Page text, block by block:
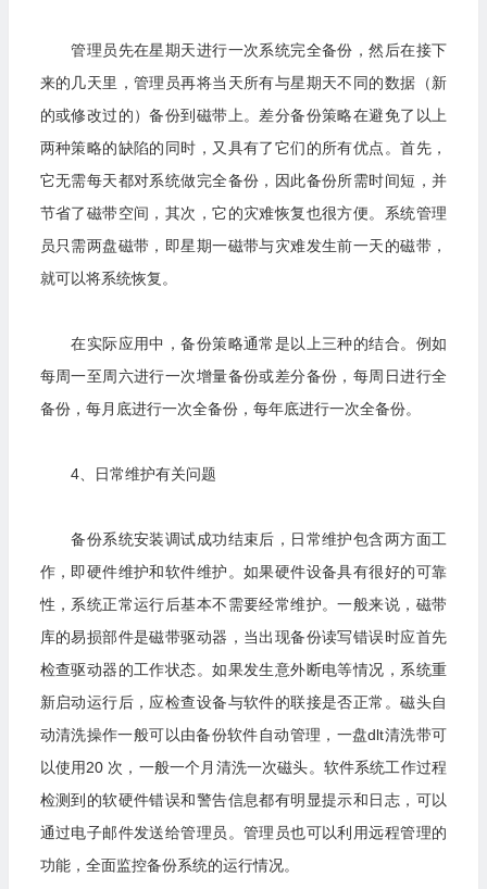
管理员先在星期天进行一次系统完全备份，然后在接下
来的几天里，管理员再将当天所有与星期天不同的数据（新
的或修改过的）备份到磁带上。差分备份策略在避免了以上
两种策略的缺陷的同时，又具有了它们的所有优点。首先，
它无需每天都对系统做完全备份，因此备份所需时间短，并
节省了磁带空间，其次，它的灾难恢复也很方便。系统管理
员只需两盘磁带，即星期一磁带与灾难发生前一天的磁带，
就可以将系统恢复。
在实际应用中，备份策略通常是以上三种的结合。例如
每周一至周六进行一次增量备份或差分备份，每周日进行全
备份，每月底进行一次全备份，每年底进行一次全备份。
4、日常维护有关问题
备份系统安装调试成功结束后，日常维护包含两方面工
作，即硬件维护和软件维护。如果硬件设备具有很好的可靠
性，系统正常运行后基本不需要经常维护。一般来说，磁带
库的易损部件是磁带驱动器，当出现备份读写错误时应首先
检查驱动器的工作状态。如果发生意外断电等情况，系统重
新启动运行后，应检查设备与软件的联接是否正常。磁头自
动清洗操作一般可以由备份软件自动管理，一盘dlt清洗带可
以使用20 次，一般一个月清洗一次磁头。软件系统工作过程
检测到的软硬件错误和警告信息都有明显提示和日志，可以
通过电子邮件发送给管理员。管理员也可以利用远程管理的
功能，全面监控备份系统的运行情况。